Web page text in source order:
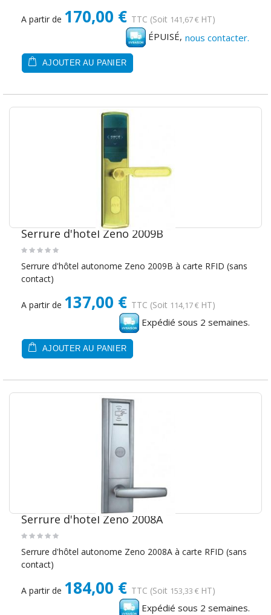
A partir de 170,00 € TTC (Soit 141,67 € HT)
ÉPUISÉ, nous contacter.
AJOUTER AU PANIER
Serrure d'hotel Zeno 2009B
Serrure d'hôtel autonome Zeno 2009B à carte RFID (sans
contact)
A partir de 137,00 € TTC (Soit 114,17 € HT)
Expédié sous 2 semaines.
AJOUTER AU PANIER
Serrure d'hotel Zeno 2008A
Serrure d'hôtel autonome Zeno 2008A à carte RFID (sans
contact)
A partir de 184,00 € TTC (Soit 153,33 € HT)
Expédié sous 2 semaines.